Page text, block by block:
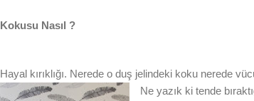
Kokusu Nasıl ?
Hayal kırıklığı. Nerede o duş jelindeki koku nerede
Ne yazık ki tende